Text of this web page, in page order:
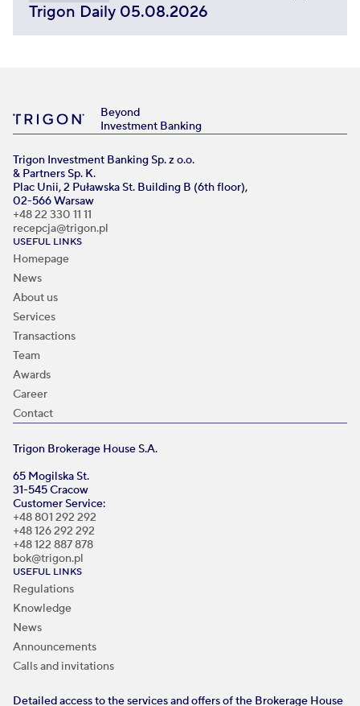
Trigon Daily 05.08.2026
Beyond
Investment Banking
Trigon Investment Banking Sp. z o.o.
& Partners Sp. K.
Plac Unii, 2 Puławska St. Building B (6th floor),
02-566 Warsaw
+48 22 330 11 11
recepcja@trigon.pl
USEFUL LINKS
Homepage
News
About us
Services
Transactions
Team
Awards
Career
Contact
Trigon Brokerage House S.A.
65 Mogilska St.
31-545 Cracow
Customer Service:
+48 801 292 292
+48 126 292 292
+48 122 887 878
bok@trigon.pl
USEFUL LINKS
Regulations
Knowledge
News
Announcements
Calls and invitations
Detailed access to the services and offers of the Brokerage House